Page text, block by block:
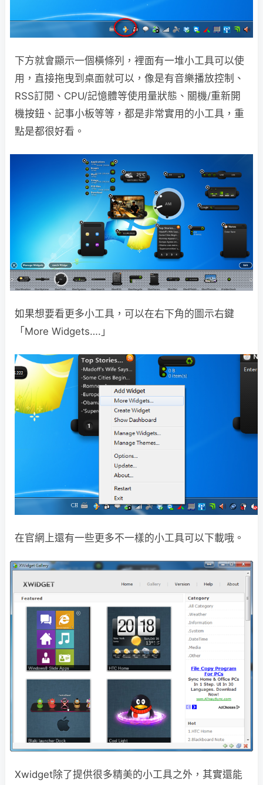
下方就會顯示一個橫條列，裡面有一堆小工具可以使
用，直接拖曳到桌面就可以，像是有音樂播放控制、
RSS訂閱、CPU/記憶體等使用量狀態、關機/重新開
機按鈕、記事小板等等，都是非常實用的小工具，重
點是都很好看。
如果想要看更多小工具，可以在右下角的圖示右鍵
「More Widgets….」
在官網上還有一些更多不一樣的小工具可以下載哦。
Xwidget除了提供很多精美的小工具之外，其實還能